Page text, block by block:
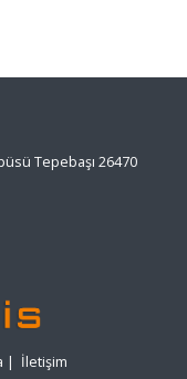
Tepebaşı 26470
| İletişim